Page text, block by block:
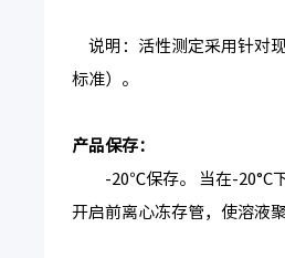
说明：活性测定采用针对
标准）。
产品保存：
-20℃保存。 当在-20°C下
开启前离心冻存管，使溶液